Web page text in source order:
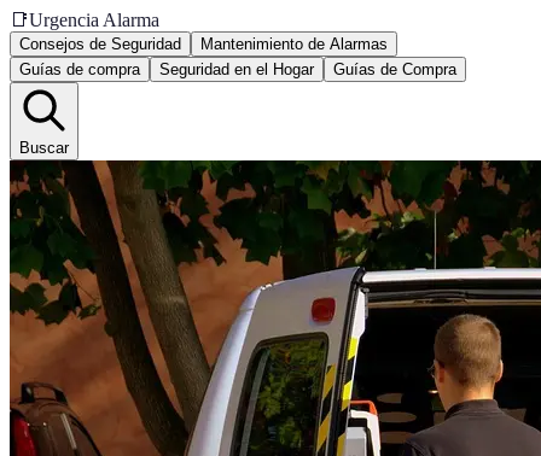
📑Urgencia Alarma
Consejos de Seguridad
Mantenimiento de Alarmas
Guías de compra
Seguridad en el Hogar Guías de Compra
Buscar